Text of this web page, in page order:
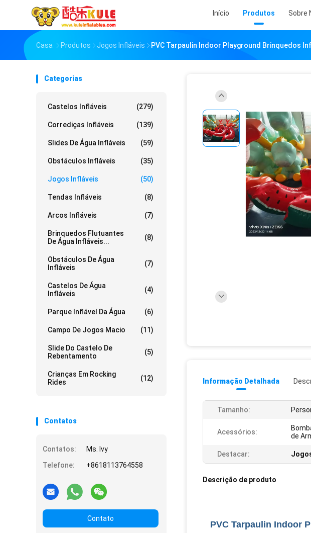
Início Produtos Sobre
Casa Produtos Jogos Infláveis PVC Tarpaulin Indoor Playground Brinquedos
Categorias
Castelos Infláveis (279)
Corrediças Infláveis (139)
Slides De Água Infláveis (59)
Obstáculos Infláveis (35)
Jogos Infláveis (50)
Tendas Infláveis (8)
Arcos Infláveis (7)
Brinquedos Flutuantes
De Água Infláveis...
(8)
Obstáculos De Água
Infláveis
(7)
Castelos De Água
Infláveis
(4)
Parque Inflável Da Água (6)
Campo De Jogos Macio (11)
Slide Do Castelo De
Rebentamento
(5)
Crianças Em Rocking
Rides
(12)
Contatos
Contatos:
Ms. Ivy
Telefone:
+8618113764558
Contato
Informação Detalhada
Tamanho:
Acessórios:
de
Destacar:
Descrição de produto
PVC Tarpaulin Indoor